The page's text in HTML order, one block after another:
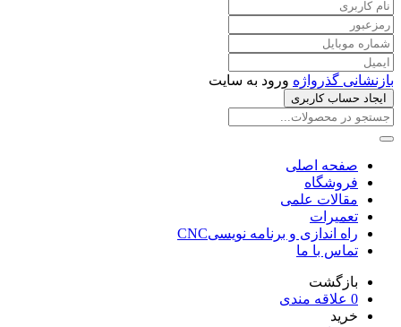
بازنشانی گذرواژه ورود به سایت
ایجاد حساب کاربری
صفحه اصلی
فروشگاه
مقالات علمی
تعمیرات
راه اندازی و برنامه نویسیCNC
تماس با ما
بازگشت
0 علاقه مندی
خرید